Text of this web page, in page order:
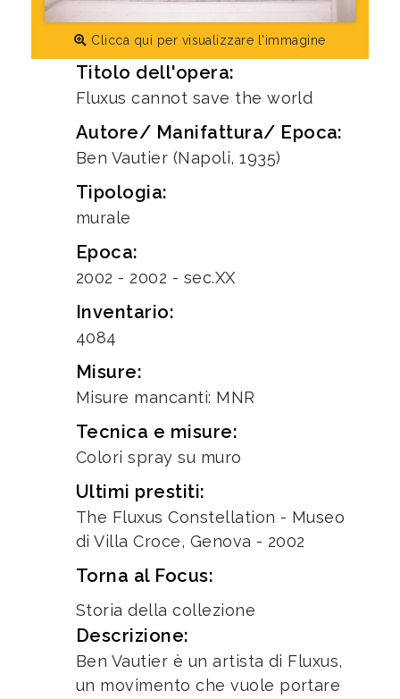
Clicca qui per visualizzare l'immagine
Titolo dell'opera:
Fluxus cannot save the world
Autore/ Manifattura/ Epoca:
Ben Vautier (Napoli, 1935)
Tipologia:
murale
Epoca:
2002 - 2002 - sec.XX
Inventario:
4084
Misure:
Misure mancanti: MNR
Tecnica e misure:
Colori spray su muro
Ultimi prestiti:
The Fluxus Constellation - Museo
di Villa Croce, Genova - 2002
Torna al Focus:
Storia della collezione
Descrizione:
Ben Vautier è un artista di Fluxus,
un movimento che vuole portare